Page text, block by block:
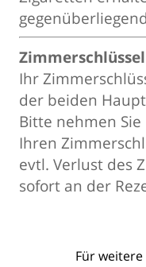
Zimmerschlüssel
Ihr
der beiden
Bitte nehmen
Ihren
evtl. Verlust des
sofort an der
Für